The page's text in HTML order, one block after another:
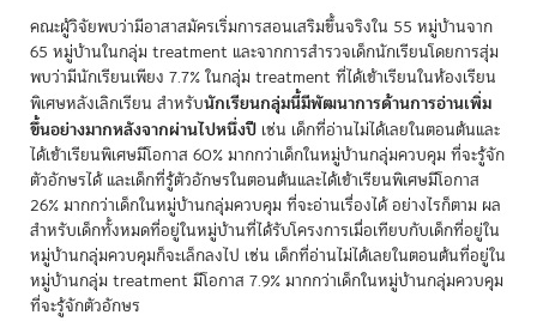
คณะผู้วิจัยพบว่ามีอาสาสมัครเริ่มการสอนเสริมขึ้นจริงใน 55 หมู่บ้านจาก
65 หมู่บ้านในกลุ่ม treatment และจากการสำรวจเด็กนักเรียนโดยการสุ่ม
พบว่ามีนักเรียนเพียง 7.7% ในกลุ่ม treatment ที่ได้เข้าเรียนในห้องเรียน
พิเศษหลังเลิกเรียน สำหรับนักเรียนกลุ่มนี้มีพัฒนาการด้านการอ่านเพิ่ม
ขึ้นอย่างมากหลังจากผ่านไปหนึ่งปี เช่น เด็กที่อ่านไม่ได้เลยในตอนต้นและ
ได้เข้าเรียนพิเศษมีโอกาส 60% มากกว่าเด็กในหมู่บ้านกลุ่มควบคุม ที่จะรู้จัก
ตัวอักษรได้ และเด็กที่รู้ตัวอักษรในตอนต้นและได้เข้าเรียนพิเศษมีโอกาส
26% มากกว่าเด็กในหมู่บ้านกลุ่มควบคุม ที่จะอ่านเรื่องได้ อย่างไรก็ตาม ผล
สำหรับเด็กทั้งหมดที่อยู่ในหมู่บ้านที่ได้รับโครงการเมื่อเทียบกับเด็กที่อยู่ใน
หมู่บ้านกลุ่มควบคุมก็จะเล็กลงไป เช่น เด็กที่อ่านไม่ได้เลยในตอนต้นที่อยู่ใน
หมู่บ้านกลุ่ม treatment มีโอกาส 7.9% มากกว่าเด็กในหมู่บ้านกลุ่มควบคุม
ที่จะรู้จักตัวอักษร